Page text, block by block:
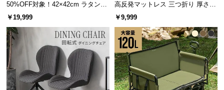
つ
い
キ
50%OFF対象！42×42cm ラタン調
ガーデンテーブル
￥19,999
高反発マットレス 三つ折り 厚さ10
cm SD
￥9,999